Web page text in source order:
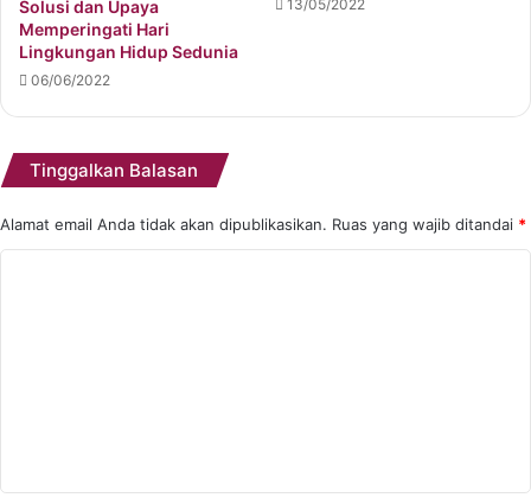
Solusi dan Upaya
Memperingati Hari
Lingkungan Hidup Sedunia
06/06/2022
13/05/2022
Tinggalkan Balasan
Alamat email Anda tidak akan dipublikasikan. Ruas yang wajib ditandai *